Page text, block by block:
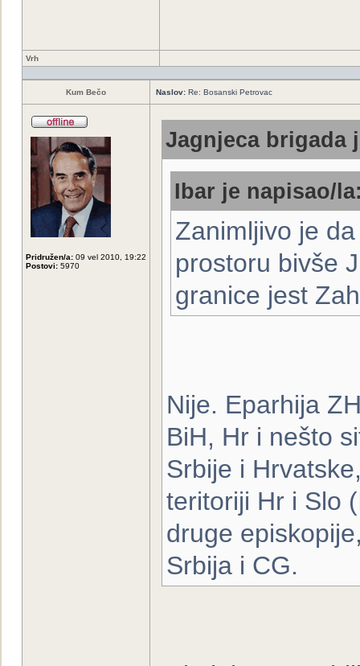
Vrh
Kum Bečo Naslov: Re: Bosanski Petrovac
Pridružen/a: 09 vel 2010, 19:22
Postovi: 5970
Jagnjeca brigada
Ibar je napisao/
Zanimljivo je
prostoru bivše
granice jest
Nije. Eparhija
BiH, Hr i nešto
Srbije i
teritoriji Hr i Slo
druge
Srbija i CG.